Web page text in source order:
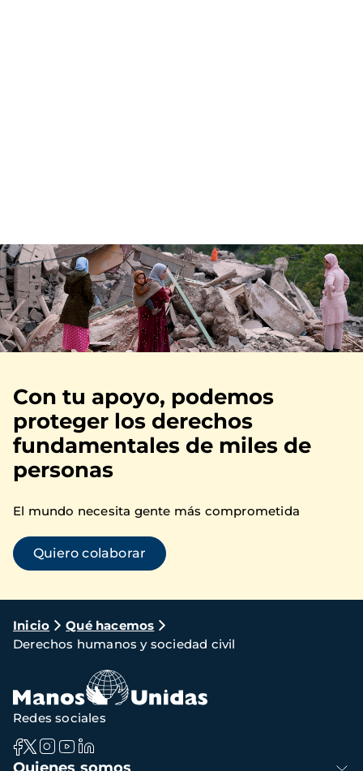
Imagen
Con tu apoyo, podemos
proteger los derechos
fundamentales de miles de
personas
El mundo necesita gente más comprometida
Quiero colaborar
Ruta
de
navegación
Inicio
Qué hacemos
Derechos humanos y sociedad civil
Navegación
Redes sociales